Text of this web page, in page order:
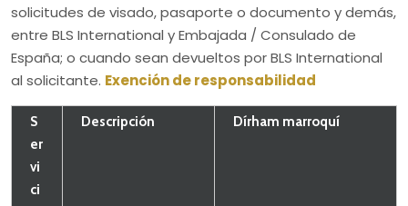
solicitudes de visado, pasaporte o documento y demás,
entre BLS International y Embajada / Consulado de
España; o cuando sean devueltos por BLS International
al solicitante. Exención de responsabilidad
S
er
vi
ci
Descripción Dírham marroquí